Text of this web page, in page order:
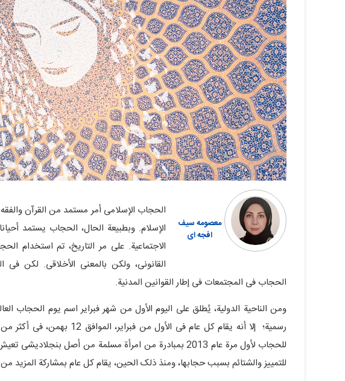
معصومه سیف
افجه ای
الحجاب الإسلامی أمر مستمد من القرآن
الإسلام. وبطبیعة الحال، الحجاب یستمد
الاجتماعیة. على مر التاریخ، تم استخدام
القانونی، ولکن بالمعنى الأخلاقی. لکن
الحجاب فی المجتمعات فی إطار القوانین المدنیة.
ومن الناحیة الدولیة، یُطلق على الیوم الأول من شهر فبرایر اسم یوم الحجاب
للحجاب لأول مرة عام 2013 بمبادرة من امرأة مسلمة من أصل
للتمییز والشتائم بسبب حجابها، ومنذ ذلک الحین، یقام کل عام بمشارکة المزید من